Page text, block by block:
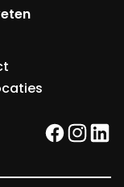
facebook